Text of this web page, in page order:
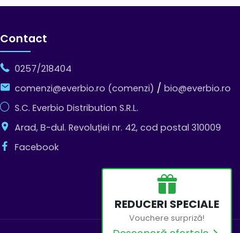
REDUCERI SPECIALE
Vouchere surpriză!
Contact
0257/218404
comenzi@everbio.ro (comenzi) / bio@everbio.ro
S.C. Everbio Distribution S.R.L.
Arad, B-dul. Revoluției nr. 42, cod postal 310009
Facebook